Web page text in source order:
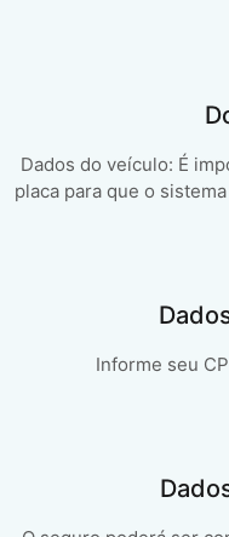
Dados do veículo: É
placa para que o
Informe seu